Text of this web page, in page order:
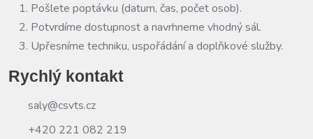
Pošlete poptávku (datum, čas, počet osob).
Potvrdíme dostupnost a navrhneme vhodný sál.
Upřesníme techniku, uspořádání a doplňkové služby.
Rychlý kontakt
saly@csvts.cz
+420 221 082 219